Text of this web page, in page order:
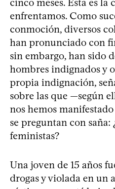
cinco meses. Esta es
enfrentamos. Como
conmoción, diversos
han pronunciado con
sin embargo, han sido
hombres indignados y
propia indignación,
sobre las que —según
nos hemos
se preguntan con saña:
feministas?
Una joven de 15 años
drogas y violada en un